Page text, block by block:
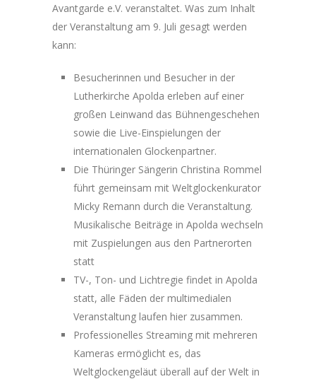
Avantgarde e.V. veranstaltet. Was zum Inhalt
der Veranstaltung am 9. Juli gesagt werden
kann:
Besucherinnen und Besucher in der
Lutherkirche Apolda erleben auf einer
großen Leinwand das Bühnengeschehen
sowie die Live-Einspielungen der
internationalen Glockenpartner.
Die Thüringer Sängerin Christina Rommel
führt gemeinsam mit Weltglockenkurator
Micky Remann durch die Veranstaltung.
Musikalische Beiträge in Apolda wechseln
mit Zuspielungen aus den Partnerorten
statt
TV-, Ton- und Lichtregie findet in Apolda
statt, alle Fäden der multimedialen
Veranstaltung laufen hier zusammen.
Professionelles Streaming mit mehreren
Kameras ermöglicht es, das
Weltglockengeläut überall auf der Welt in